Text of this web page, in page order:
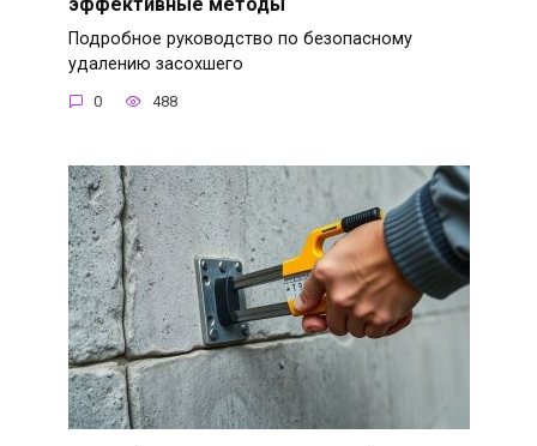
Подробное руководство по безопасному
удалению засохшего
0 488